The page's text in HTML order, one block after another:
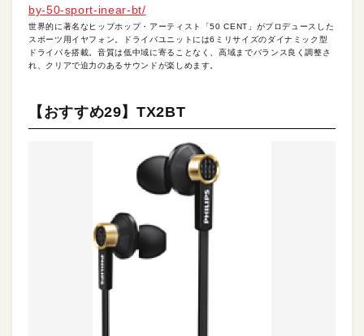
by-50-sport-inear-bt/
世界的に著名なヒップホップ・アーティスト「50 CENT」がプロデュースした
スポーツ用イヤフォン。ドライバユニットには6ミリサイズのダイナミック型
ドライバを搭載。音質は低中域に寄ることなく、高域までバランス良く調整さ
れ、クリアで迫力のあるサウンドが楽しめます。
【おすすめ29】TX2BT